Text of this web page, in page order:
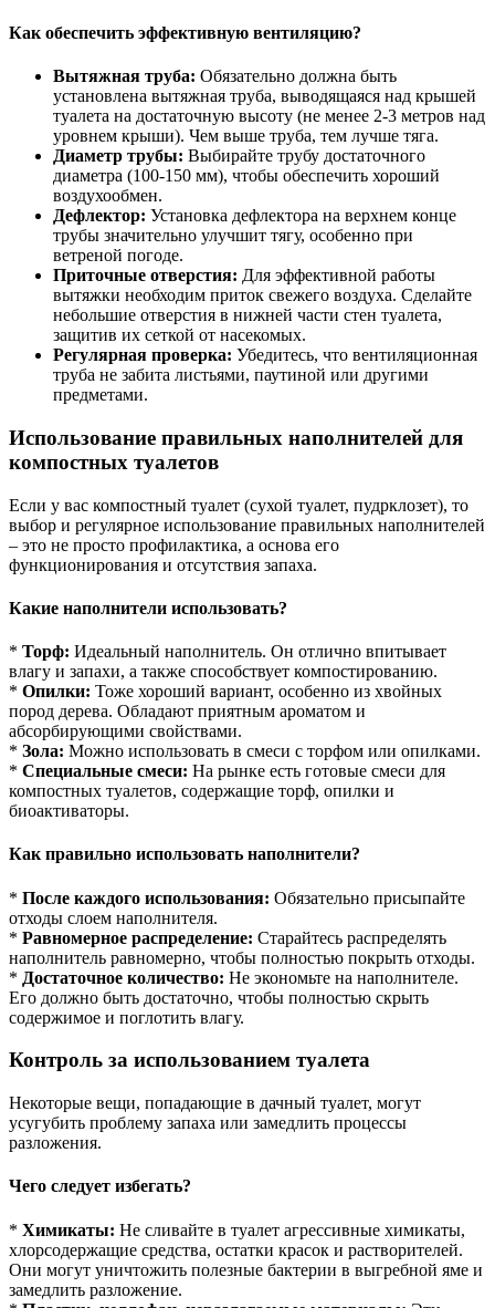
Как обеспечить эффективную вентиляцию?
Вытяжная труба: Обязательно должна быть
установлена вытяжная труба, выводящаяся над крышей
туалета на достаточную высоту (не менее 2-3 метров над
уровнем крыши). Чем выше труба, тем лучше тяга.
Диаметр трубы: Выбирайте трубу достаточного
диаметра (100-150 мм), чтобы обеспечить хороший
воздухообмен.
Дефлектор: Установка дефлектора на верхнем конце
трубы значительно улучшит тягу, особенно при
ветреной погоде.
Приточные отверстия: Для эффективной работы
вытяжки необходим приток свежего воздуха. Сделайте
небольшие отверстия в нижней части стен туалета,
защитив их сеткой от насекомых.
Регулярная проверка: Убедитесь, что вентиляционная
труба не забита листьями, паутиной или другими
предметами.
Использование правильных наполнителей для
компостных туалетов
Если у вас компостный туалет (сухой туалет, пудрклозет), то
выбор и регулярное использование правильных наполнителей
– это не просто профилактика, а основа его
функционирования и отсутствия запаха.
Какие наполнители использовать?
* Торф: Идеальный наполнитель. Он отлично впитывает
влагу и запахи, а также способствует компостированию.
* Опилки: Тоже хороший вариант, особенно из хвойных
пород дерева. Обладают приятным ароматом и
абсорбирующими свойствами.
* Зола: Можно использовать в смеси с торфом или опилками.
* Специальные смеси: На рынке есть готовые смеси для
компостных туалетов, содержащие торф, опилки и
биоактиваторы.
Как правильно использовать наполнители?
* После каждого использования: Обязательно присыпайте
отходы слоем наполнителя.
* Равномерное распределение: Старайтесь распределять
наполнитель равномерно, чтобы полностью покрыть отходы.
* Достаточное количество: Не экономьте на наполнителе.
Его должно быть достаточно, чтобы полностью скрыть
содержимое и поглотить влагу.
Контроль за использованием туалета
Некоторые вещи, попадающие в дачный туалет, могут
усугубить проблему запаха или замедлить процессы
разложения.
Чего следует избегать?
* Химикаты: Не сливайте в туалет агрессивные химикаты,
хлорсодержащие средства, остатки красок и растворителей.
Они могут уничтожить полезные бактерии в выгребной яме и
замедлить разложение.